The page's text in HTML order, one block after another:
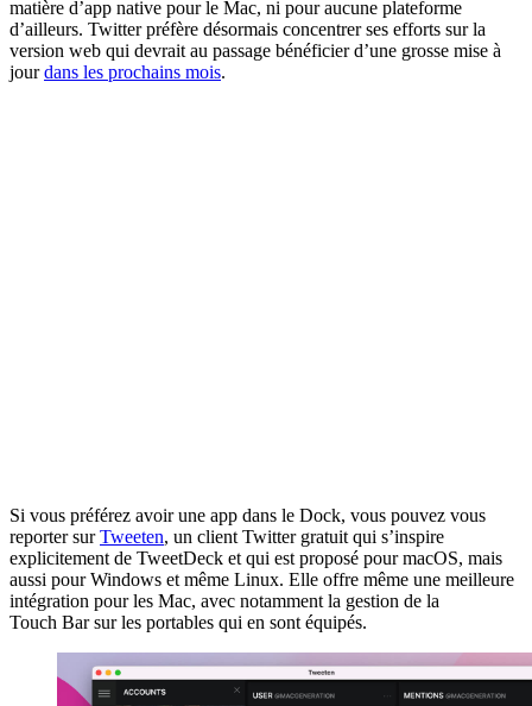
matière d’app native pour le Mac, ni pour aucune plateforme
d’ailleurs. Twitter préfère désormais concentrer ses efforts sur la
version web qui devrait au passage bénéficier d’une grosse mise à
jourdans les prochains mois.
Si vous préférez avoir une app dans le Dock, vous pouvez vous
reporter surTweeten, un client Twitter gratuit qui s’inspire
explicitement de TweetDeck et qui est proposé pour macOS, mais
aussi pour Windows et même Linux. Elle offre même une meilleure
intégration pour les Mac, avec notamment la gestion de la
Touch Bar sur les portables qui en sont équipés.